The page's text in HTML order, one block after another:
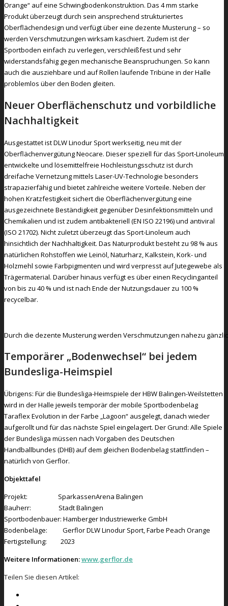
Orange“ auf eine Schwingbodenkonstruktion. Das 4 mm starke
Produkt überzeugt durch sein ansprechend strukturiertes
Oberflächendesign und verfügt über eine dezente Musterung – so
werden Verschmutzungen wirksam kaschiert. Zudem ist der
Sportboden einfach zu verlegen, verschleißfest und sehr
widerstandsfähig gegen mechanische Beanspruchungen. So kann
auch die ausziehbare und auf Rollen laufende Tribüne in der Halle
problemlos über den Boden gleiten.
Neuer Oberflächenschutz und vorbildliche
Nachhaltigkeit
Ausgestattet ist DLW Linodur Sport werkseitig, neu mit der
Oberflächenvergütung Neocare. Dieser speziell für das Sport-Linoleum
entwickelte und lösemittelfreie Hochleistungsschutz ist durch
dreifache Vernetzung mittels Laser-UV-Technologie besonders
strapazierfähig und bietet zahlreiche weitere Vorteile. Neben der
hohen Kratzfestigkeit sichert die Oberflächenvergütung eine
ausgezeichnete Beständigkeit gegenüber Desinfektionsmitteln und
Chemikalien und ist zudem antibakteriell (EN ISO 22196) und antiviral
(ISO 21702). Nicht zuletzt überzeugt das Sport-Linoleum auch
hinsichtlich der Nachhaltigkeit. Das Naturprodukt besteht zu 98 % aus
natürlichen Rohstoffen wie Leinöl, Naturharz, Kalkstein, Kork- und
Holzmehl sowie Farbpigmenten und wird verpresst auf Jutegewebe als
Trägermaterial. Darüber hinaus verfügt es über einen Recyclinganteil
von bis zu 40 % und ist nach Ende der Nutzungsdauer zu 100 %
recycelbar.
Durch die dezente Musterung werden Verschmutzungen nahezu
Temporärer „Bodenwechsel“ bei jedem
Bundesliga-Heimspiel
Übrigens: Für die Bundesliga-Heimspiele der HBW Balingen-Weilstetten
wird in der Halle jeweils temporär der mobile Sportbodenbelag
Taraflex Evolution in der Farbe „Lagoon“ ausgelegt, danach wieder
aufgerollt und für das nächste Spiel eingelagert. Der Grund: Alle Spiele
der Bundesliga müssen nach Vorgaben des Deutschen
Handballbundes (DHB) auf dem gleichen Bodenbelag stattfinden –
natürlich von Gerflor.
Objekttafel
Projekt: SparkassenArena Balingen
Bauherr: Stadt Balingen
Sportbodenbauer: Hamberger Industriewerke GmbH
Bodenbeläge: Gerflor DLW Linodur Sport, Farbe Peach Orange
Fertigstellung: 2023
Weitere Informationen:www.gerflor.de
Teilen Sie diesen Artikel: